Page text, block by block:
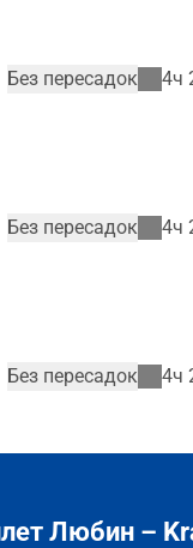
Без пересадок 4ч
Без пересадок 4ч
Без пересадок 4ч
Любин –